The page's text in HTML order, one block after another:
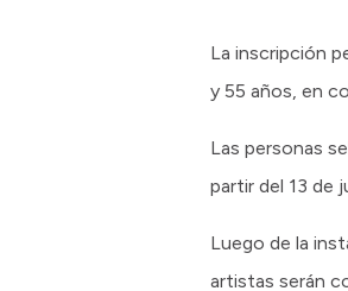
La inscripción
y 55 años, en
Las personas
partir del 13 de
Luego de la
artistas serán